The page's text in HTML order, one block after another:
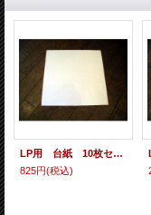
LP用 台紙 10枚セット
825円(税込)